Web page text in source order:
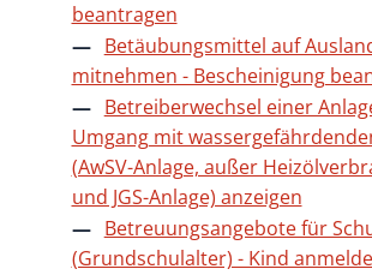
beantragen
Betäubungsmittel auf
mitnehmen - Bescheinigung
Betreiberwechsel einer
Umgang mit
(AwSV-Anlage, außer
und JGS-Anlage) anzeigen
Betreuungsangebote für
(Grundschulalter) - Kind